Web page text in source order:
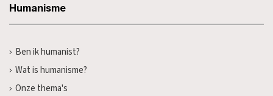
Humanisme
Ben ik humanist?
Wat is humanisme?
Onze thema's